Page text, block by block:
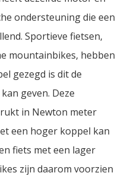
ondersteuning die een
Sportieve fietsen,
mountainbikes, hebben
gezegd is dit de
geven. Deze
in Newton meter
een hoger koppel kan
fiets met een lager
zijn daarom voorzien